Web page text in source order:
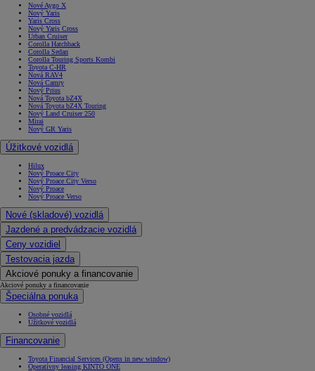
Nové Aygo X
Nový Yaris
Yaris Cross
Nový Yaris Cross
Urban Cruiser
Corolla Hatchback
Corolla Sedan
Corolla Touring Sports Kombi
Toyota C-HR
Nová RAV4
Nová Camry
Nový Prius
Nová Toyota bZ4X
Nová Toyota bZ4X Touring
Nový Land Cruiser 250
Mirai
Nový GR Yaris
Úžitkové vozidlá
Hilux
Nový Proace City
Nový Proace City Verso
Nový Proace
Nový Proace Verso
Nové (skladové) vozidlá
Jazdené a predvádzacie vozidlá
Ceny vozidiel
Testovacia jazda
Akciové ponuky a financovanie
Akciové ponuky a financovanie
Špeciálna ponuka
Osobné vozidlá
Úžitkové vozidlá
Financovanie
Toyota Financial Services (Opens in new window)
Operatívny leasing KINTO ONE